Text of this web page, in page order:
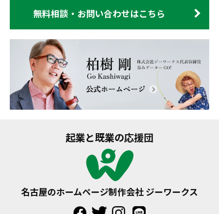
無料相談・お問い合わせはこちら
起業と既業の応援団
名古屋のホームページ制作会社 ジーワークス